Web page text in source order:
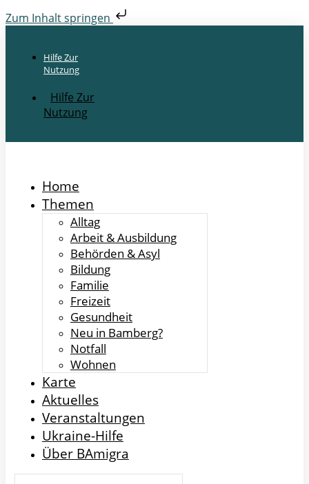
Zum Inhalt springen
Hilfe Zur
Nutzung
Hilfe Zur
Nutzung
Home
Themen
Alltag
Arbeit & Ausbildung
Behörden & Asyl
Bildung
Familie
Freizeit
Gesundheit
Neu in Bamberg?
Notfall
Wohnen
Karte
Aktuelles
Veranstaltungen
Ukraine-Hilfe
Über BAmigra